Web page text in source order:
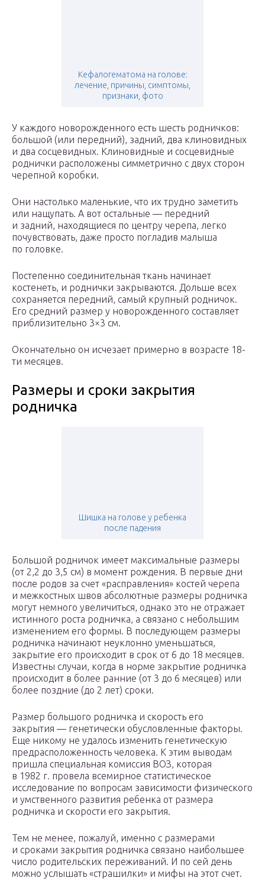
Кефалогематома на голове:
лечение, причины, симптомы,
признаки, фото
У каждого новорожденного есть шесть родничков:
большой (или передний), задний, два клиновидных
и два сосцевидных. Клиновидные и сосцевидные
роднички расположены симметрично с двух сторон
черепной коробки.
Они настолько маленькие, что их трудно заметить
или нащупать. А вот остальные — передний
и задний, находящиеся по центру черепа, легко
почувствовать, даже просто погладив малыша
по головке.
Постепенно соединительная ткань начинает
костенеть, и роднички закрываются. Дольше всех
сохраняется передний, самый крупный родничок.
Его средний размер у новорожденного составляет
приблизительно 3×3 см.
Окончательно он исчезает примерно в возрасте 18-
ти месяцев.
Размеры и сроки закрытия
родничка
Шишка на голове у ребенка
после падения
Большой родничок имеет максимальные размеры
(от 2,2 до 3,5 см) в момент рождения. В первые дни
после родов за счет «расправления» костей черепа
и межкостных швов абсолютные размеры родничка
могут немного увеличиться, однако это не отражает
истинного роста родничка, а связано с небольшим
изменением его формы. В последующем размеры
родничка начинают неуклонно уменьшаться,
закрытие его происходит в срок от 6 до 18 месяцев.
Известны случаи, когда в норме закрытие родничка
происходит в более ранние (от 3 до 6 месяцев) или
более поздние (до 2 лет) сроки.
Размер большого родничка и скорость его
закрытия — генетически обусловленные факторы.
Еще никому не удалось изменить генетическую
предрасположенность человека. К этим выводам
пришла специальная комиссия ВОЗ, которая
в 1982 г. провела всемирное статистическое
исследование по вопросам зависимости физического
и умственного развития ребенка от размера
родничка и скорости его закрытия.
Тем не менее, пожалуй, именно с размерами
и сроками закрытия родничка связано наибольшее
число родительских переживаний. И по сей день
можно услышать «страшилки» и мифы на этот счет.